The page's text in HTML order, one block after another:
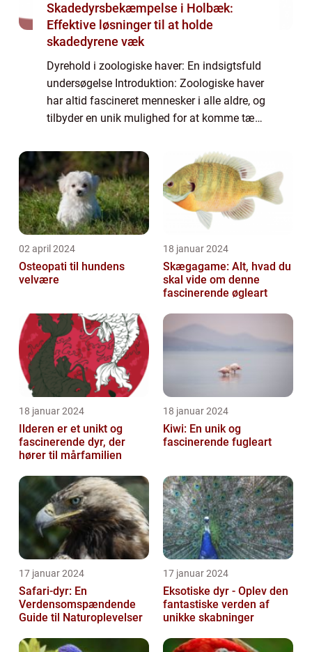
Skadedyrsbekæmpelse i Holbæk:
Effektive løsninger til at holde
skadedyrene væk
Dyrehold i zoologiske haver: En indsigtsfuld
undersøgelse Introduktion: Zoologiske haver
har altid fascineret mennesker i alle aldre, og
tilbyder en unik mulighed for at komme tæt
imponerende arrangement ligger e...
02 april 2024
Osteopati til hundens
velvære
18 januar 2024
Skægagame: Alt, hvad du
skal vide om denne
fascinerende øgleart
18 januar 2024
Ilderen er et unikt og
fascinerende dyr, der
hører til mårfamilien
18 januar 2024
Kiwi: En unik og
fascinerende fugleart
17 januar 2024
Safari-dyr: En
Verdensomspændende
Guide til Naturoplevelser
17 januar 2024
Eksotiske dyr - Oplev den
fantastiske verden af
unikke skabninger